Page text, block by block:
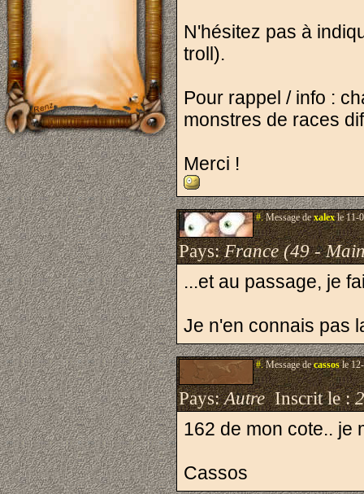
N'hésitez pas à
troll).
Pour rappel / info :
monstres de races
Merci !
#.Message dexalexle 11-
Pays:France (49 -
...et au passage, je
Je n'en connais pas
#.Message decassosle
Pays:AutreInscrit le :
162 de mon cote.. je
Cassos